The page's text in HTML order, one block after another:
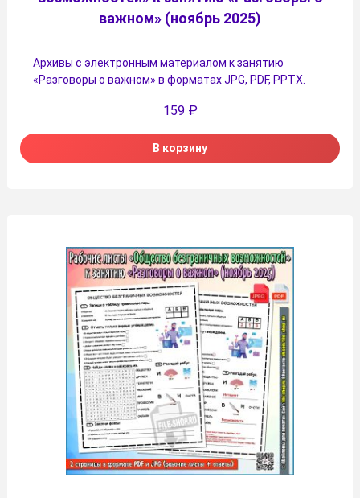
важном» (ноябрь 2025)
Архивы с электронным материалом к занятию
«Разговоры о важном» в форматах JPG, PDF, PPTX.
159 ₽
В корзину